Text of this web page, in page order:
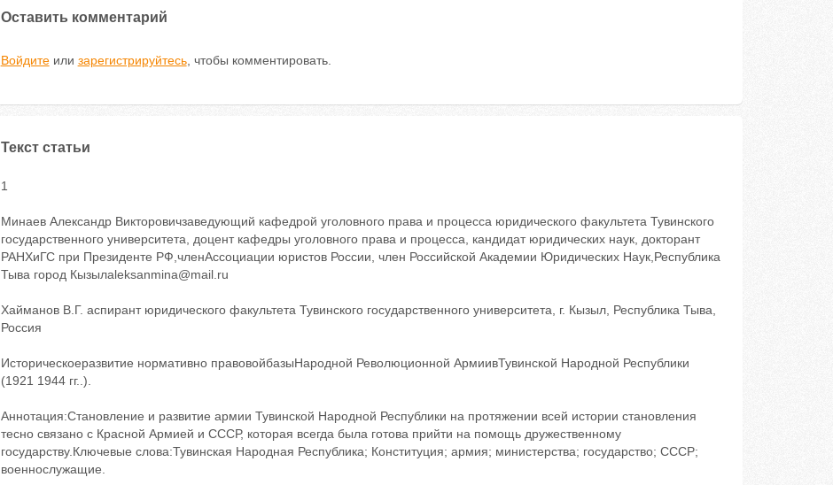
Оставить комментарий
Войдитеили зарегистрируйтесь, чтобы комментировать.
Текст статьи
1
Минаев Александр Викторовичзаведующий кафедрой уголовного права и процесса юридического факультета Тувинского
государственного университета, доцент кафедры уголовного права и процесса, кандидат юридических наук, докторант
РАНХиГС при Президенте РФ,членАссоциации юристов России, член Российской Академии Юридических Наук,Республика
Тыва город Кызылaleksanmina@mail.ru
Хайманов В.Г. аспирант юридического факультета Тувинского государственного университета, г. Кызыл, Республика Тыва,
Россия
Историческоеразвитие нормативно правовойбазыНародной Революционной АрмиивТувинской Народной Республики
(1921 1944 гг..).
Аннотация:Становление и развитие армии Тувинской Народной Республики на протяжении всей истории становления
тесно связано с Красной Армией и СССР, которая всегда была готова прийти на помощь дружественному
государству.Ключевые слова:Тувинская Народная Республика; Конституция; армия; министерства; государство; СССР;
военнослужащие.